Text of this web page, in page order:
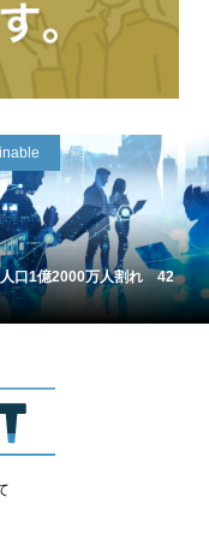
人口1億2000万人割れ 42